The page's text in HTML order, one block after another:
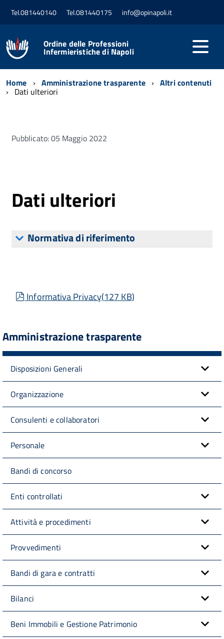
Tel.081440140 Tel.081440175 info@opinapoli.it
Ordine delle Professioni
Infermieristiche di Napoli
Home Amministrazione trasparente Altri contenuti
Dati ulteriori
Pubblicato: 05 Maggio 2022
Dati ulteriori
Normativa di riferimento
pdf
Informativa Privacy(127 KB)
Amministrazione trasparente
Disposizioni Generali
Organizzazione
Consulenti e collaboratori
Personale
Bandi di concorso
Enti controllati
Attività e procedimenti
Provvedimenti
Bandi di gara e contratti
Bilanci
Beni Immobili e Gestione Patrimonio